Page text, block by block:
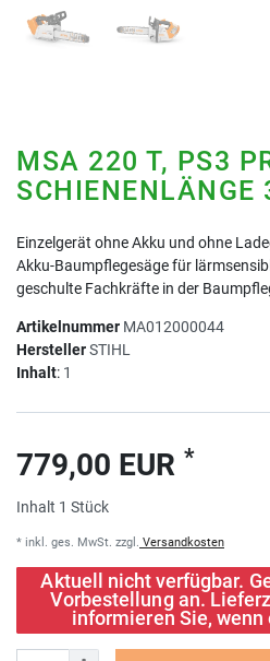
MSA 220 T, PS3
SCHIENENLÄNGE
Einzelgerät ohne Akku und ohne
Akku-Baumpflegesäge für
geschulte Fachkräfte in der
Artikelnummer MA012000044
HerstellerSTIHL
Inhalt: 1
779,00 EUR *
Inhalt 1 Stück
* inkl. ges. MwSt. zzgl. Versandkosten
Aktuell nicht verfügbar.
Vorbestellung an.
informieren Sie, wenn